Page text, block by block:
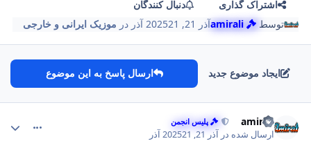
اشتراک گذاری
دنبال کنندگان
توسط
amirali آذر 21, 2025 21 آذر در موزیک ایرانی و خارجی
ایجاد موضوع جدید ارسال پاسخ به این موضوع
amirali پلیس انجمن
ارسال شده در آذر 21, 2025 21 آذر